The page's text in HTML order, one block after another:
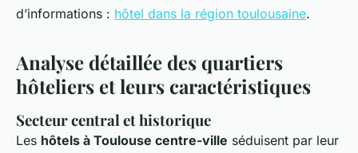
d’informations : hôtel dans la région toulousaine.
Analyse détaillée des quartiers
hôteliers et leurs caractéristiques
Secteur central et historique
Les hôtels à Toulouse centre-ville séduisent par leur